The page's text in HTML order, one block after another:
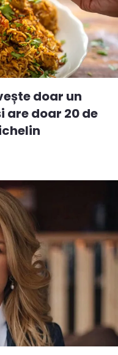
doar un
are doar 20 de